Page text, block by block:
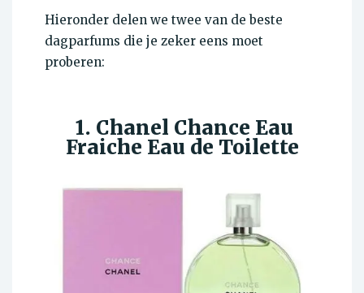
Hieronder delen we twee van de beste
dagparfums die je zeker eens moet
proberen:
1. Chanel Chance Eau
Fraiche Eau de Toilette